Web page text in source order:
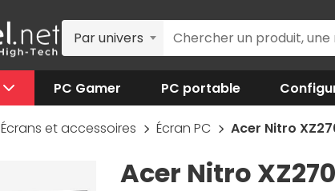
Par univers
PC Gamer PC portable
Écrans et accessoires Écran PC Acer Nitro
Acer Nitro